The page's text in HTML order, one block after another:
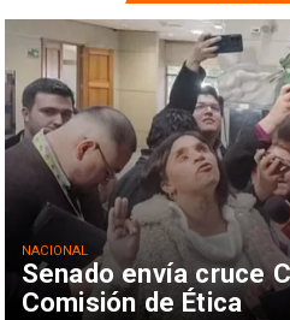
Senado envía cruce
Comisión de Ética
NACIONAL